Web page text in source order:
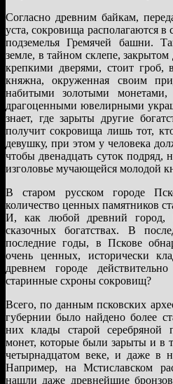
Согласно древним байкам,
уста, сокровища располагаются в
подземелья Гремячей башни.
земле, в тайном склепе,
крепкими дверями, стоит гроб,
княжна, окруженная своим
набитыми золотыми
драгоценными ювелирными
знает, где зарыты другие
получит сокровища лишь тот,
девушку, при этом у человека
чтобы двенадцать суток подряд,
изголовье мучающейся молодой
В старом русском городе
количество ценных памятников
И, как любой древний город,
сказочных богатствах. В
последние годы, в Пскове
очень ценных, исторически
древнем городе
старинные схроны сокровищ?
Всего, по данным псковских
губернии было найдено более
них клады старой
монет, которые были зарыты и в
четырнадцатом веке, и даже в
Например, на Мстиславском
нашли даже древнейшие